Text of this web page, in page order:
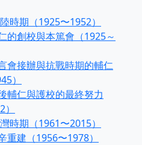
時期（1925〜1952）
創校與本篤會（1925～
接辦與抗戰時期的輔仁
）
仁與護校的最終努力
時期（1961〜2015）
建（1956〜1978）